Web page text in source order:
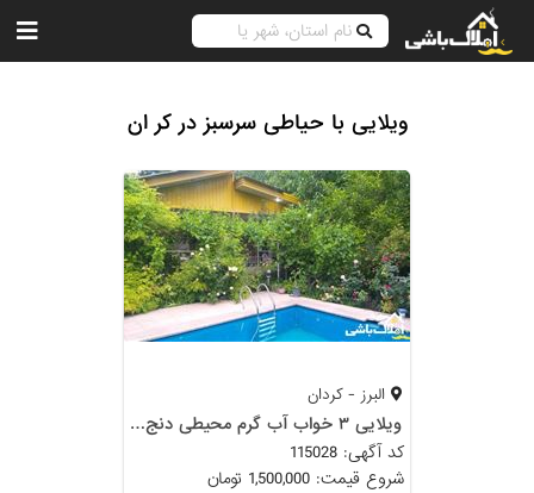
ویلایی با حیاطی سرسبز در کر ان
البرز - کردان
ویلایی ۳ خواب آب گرم محیطی دنج و سر سبز مخصوص خانواده
کد آگهی: 115028
شروع قیمت: 1,500,000 تومان